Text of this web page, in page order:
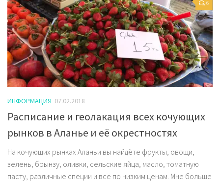
6
ИНФОРМАЦИЯ 07.02.2018
Расписание и геолакация всех кочующих
рынков в Аланье и её окрестностях
На кочующих рынках Аланьи вы найдёте фрукты, овощи,
зелень, брынзу, оливки, сельские яйца, масло, томатную
пасту, различные специи и всё по низким ценам. Мне больше